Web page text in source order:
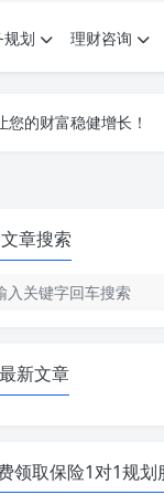
规划 理财咨询
您的财富稳健增长！
的财富稳健增长！
文章搜索
最新文章
领取保险1对1规划